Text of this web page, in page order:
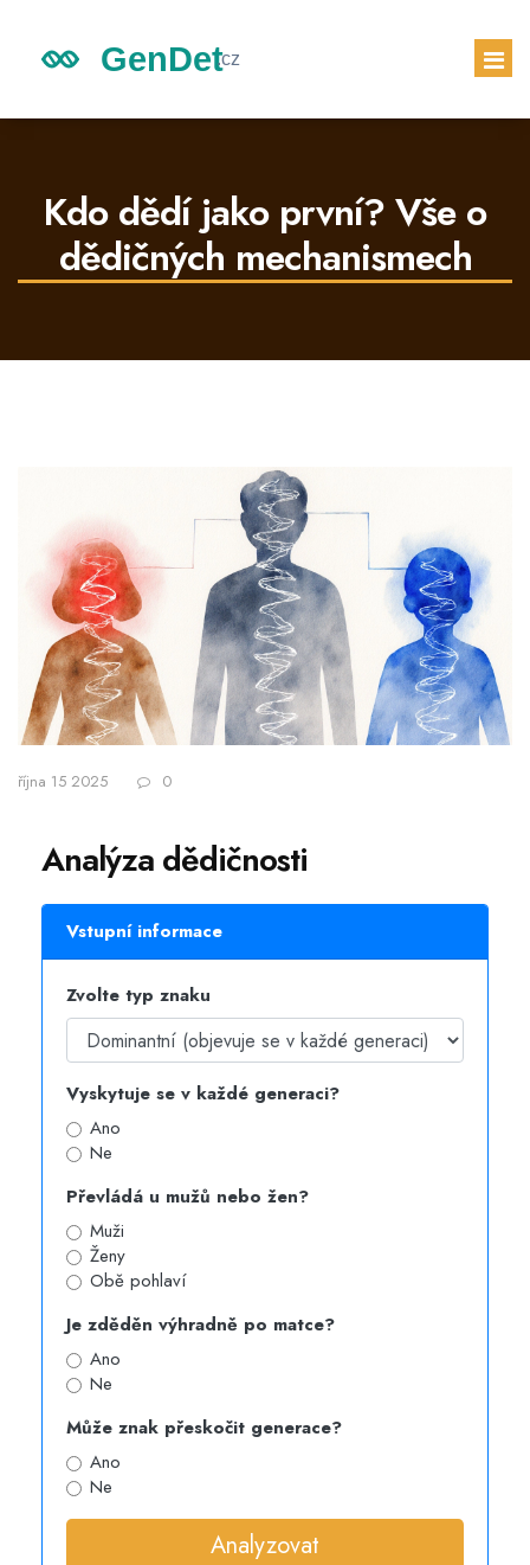
GENETICKÝ TEST
PRVNÍ TĚHOTENSKÝ TEST
Kdo dědí jako první? Vše o
dědičných mechanismech
října 15 2025 0
Analýza dědičnosti
Vstupní informace
Zvolte typ znaku
Vyskytuje se v každé generaci?
Ano
Ne
Převládá u mužů nebo žen?
Muži
Ženy
Obě pohlaví
Je zděděn výhradně po matce?
Ano
Ne
Může znak přeskočit generace?
Ano
Ne
Analyzovat